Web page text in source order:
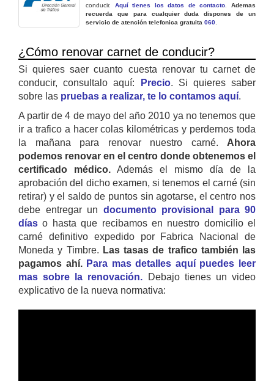
conducir. Aquí tienes los datos de contacto .Ademas
recuerda que para cualquier duda dispones de un
servicio de atención telefonica gratuita 060
¿Cómo renovar carnet de conducir?
Si quieres saer cuanto cuesta renovar tu carnet de
conducir, consultalo aquí:
Precio. Si quieres saber
sobre las pruebas a realizar, te lo contamos aquí.
A partir de 4 de mayo del año 2010 ya no tenemos que
ir a trafico a hacer colas kilométricas y perdernos toda
la mañana para renovar nuestro carné. Ahora
podemos renovar en el centro donde obtenemos el
certificado médico. Además el mismo día de la
aprobación del dicho examen, si tenemos el carné (sin
retirar) y el saldo de puntos sin agotarse, el centro nos
debe entregar un documento provisional para 90
días o hasta que recibamos en nuestro domicilio el
carné definitivo expedido por Fabrica Nacional de
Moneda y Timbre. Las tasas de trafico también las
pagamos ahí. Para mas detalles aquí puedes leer
mas sobre la renovación. Debajo tienes un video
explicativo de la nueva normativa: